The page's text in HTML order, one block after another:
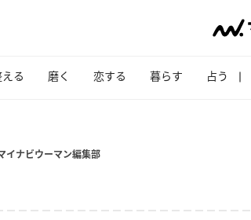
る 磨く 恋する 暮らす 占う
イナビウーマン編集部